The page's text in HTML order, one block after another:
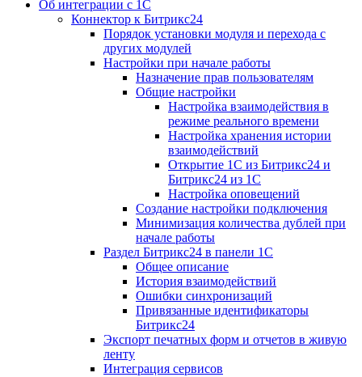
Об интеграции с 1С
Коннектор к Битрикс24
Порядок установки модуля и перехода с
других модулей
Настройки при начале работы
Назначение прав пользователям
Общие настройки
Настройка взаимодействия в
режиме реального времени
Настройка хранения истории
взаимодействий
Открытие 1С из Битрикс24 и
Битрикс24 из 1С
Настройка оповещений
Создание настройки подключения
Минимизация количества дублей при
начале работы
Раздел Битрикс24 в панели 1С
Общее описание
История взаимодействий
Ошибки синхронизаций
Привязанные идентификаторы
Битрикс24
Экспорт печатных форм и отчетов в живую
ленту
Интеграция сервисов